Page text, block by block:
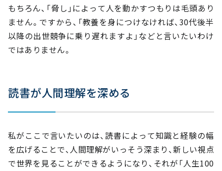
もちろん、「脅し」によって人を動かすつもりは毛頭あり
ません。ですから、「教養を身につけなければ、30代後半
以降の出世競争に乗り遅れますよ」などと言いたいわけ
ではありません。
読書が人間理解を深める
私がここで言いたいのは、読書によって知識と経験の幅
を広げることで、人間理解がいっそう深まり、新しい視点
で世界を見ることができるようになり、それが「人生100